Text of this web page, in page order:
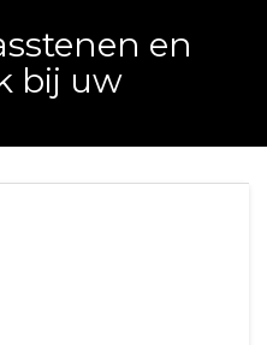
en
bij uw